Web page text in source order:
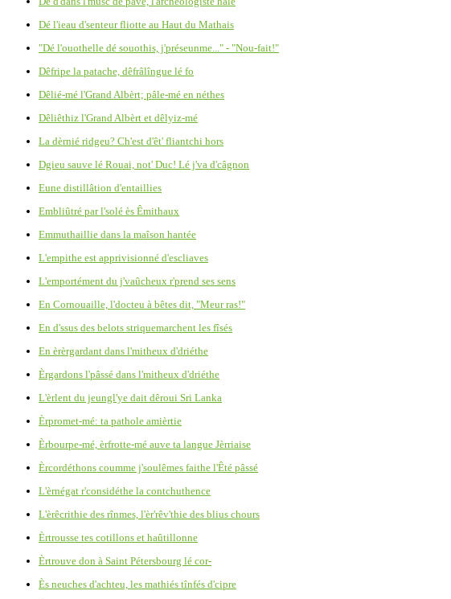
Dé l'ieau d'senteur fliotte au Haut du Mathais
"Dé l'ouothelle dé souothis, j'préseunme..." - "Nou-fait!"
Dêfripe la patache, dêfrâlîngue lé fo
Dêlié-mé l'Grand Albèrt; pâle-mé en néthes
Dêliêthiz l'Grand Albèrt et dêlyiz-mé
La dèrnié ridgeu? Ch'est d'êt' fliantchi hors
Dgieu sauve lé Rouai, not' Duc! Lé j'va d'câgnon
Eune distillâtion d'entaillies
Embliûtré par l'solé ès Êmithaux
Emmuthaillie dans la maîson hantée
L'empithe est apprivisionné d'escliaves
L'emportément du j'vaûcheux r'prend ses sens
En Cornouaille, l'docteu à bêtes dit, "Meur ras!"
En d'ssus des belots striquemarchent les fîsés
En èrèrgardant dans l'mitheux d'driéthe
Èrgardons l'pâssé dans l'mitheux d'driéthe
L'èrlent du jeungl'ye dait dêroui Sri Lanka
Èrpromet-mé: ta pathole amièrtie
Èrbourpe-mé, èrfrotte-mé auve ta langue Jèrriaise
Èrcordéthons coumme j'soulêmes faithe l'Êté pâssé
L'èrnégat r'considéthe la contchuthence
L'èrêcrithie des rînmes, l'èr'rêv'thie des blius chours
Èrtrousse tes cotillons et haûtillonne
Èrtrouve don à Saint Pétersbourg lé cor-
Ès neuches d'achteu, les mathiés tînfés d'cipre